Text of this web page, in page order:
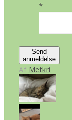
*
Send
anmeldelse
Af Metkri